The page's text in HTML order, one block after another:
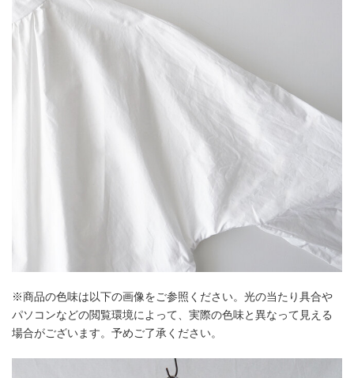
※商品の色味は以下の画像をご参照ください。光の当たり具合や
パソコンなどの閲覧環境によって、実際の色味と異なって見える
場合がございます。予めご了承ください。